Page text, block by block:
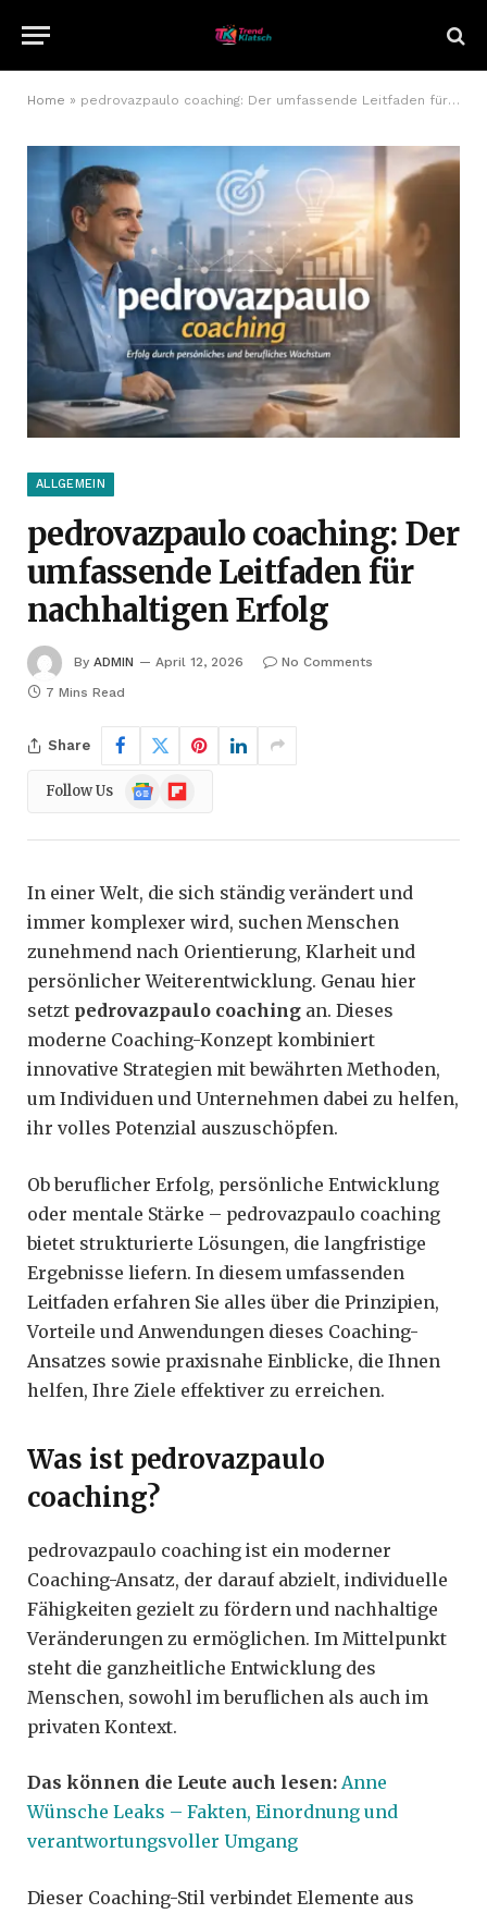
Home » pedrovazpaulo coaching: Der umfassende Leitfaden für nachhaltigen Erfolg
ALLGEMEIN
pedrovazpaulo coaching: Der
umfassende Leitfaden für
nachhaltigen Erfolg
By ADMIN April 12, 2026
No Comments
7 Mins Read
Share
Follow Us
Google
News
Flipboard
In einer Welt, die sich ständig verändert und
immer komplexer wird, suchen Menschen
zunehmend nach Orientierung, Klarheit und
persönlicher Weiterentwicklung. Genau hier
setzt pedrovazpaulo coaching an. Dieses
moderne Coaching-Konzept kombiniert
innovative Strategien mit bewährten Methoden,
um Individuen und Unternehmen dabei zu helfen,
ihr volles Potenzial auszuschöpfen.
Ob beruflicher Erfolg, persönliche Entwicklung
oder mentale Stärke – pedrovazpaulo coaching
bietet strukturierte Lösungen, die langfristige
Ergebnisse liefern. In diesem umfassenden
Leitfaden erfahren Sie alles über die Prinzipien,
Vorteile und Anwendungen dieses Coaching-
Ansatzes sowie praxisnahe Einblicke, die Ihnen
helfen, Ihre Ziele effektiver zu erreichen.
Was ist pedrovazpaulo
coaching?
pedrovazpaulo coaching ist ein moderner
Coaching-Ansatz, der darauf abzielt, individuelle
Fähigkeiten gezielt zu fördern und nachhaltige
Veränderungen zu ermöglichen. Im Mittelpunkt
steht die ganzheitliche Entwicklung des
Menschen, sowohl im beruflichen als auch im
privaten Kontext.
Das können die Leute auch lesen: Anne
Wünsche Leaks – Fakten, Einordnung und
verantwortungsvoller Umgang
Dieser Coaching-Stil verbindet Elemente aus